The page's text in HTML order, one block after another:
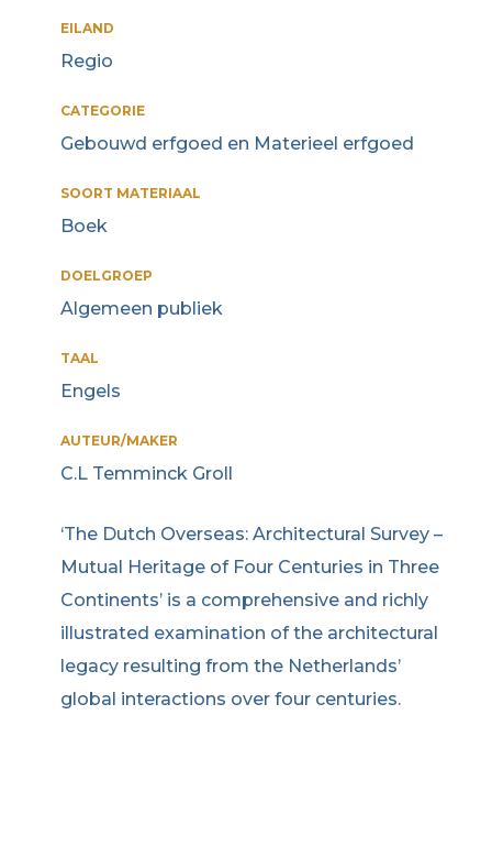
EILAND
Regio
CATEGORIE
Gebouwd erfgoed en Materieel erfgoed
SOORT MATERIAAL
Boek
DOELGROEP
Algemeen publiek
TAAL
Engels
AUTEUR/MAKER
C.L Temminck Groll
‘The Dutch Overseas: Architectural Survey –
Mutual Heritage of Four Centuries in Three
Continents’ is a comprehensive and richly
illustrated examination of the architectural
legacy resulting from the Netherlands’
global interactions over four centuries.